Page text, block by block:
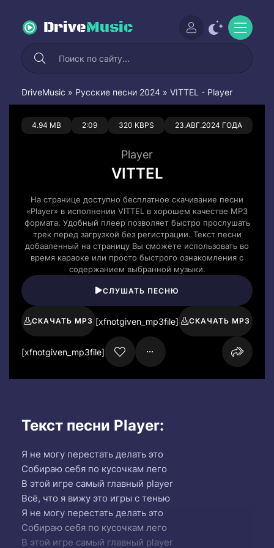
DriveMusic
DriveMusic » Русские песни 2024 » VITTEL - Player
4.94 MB 2:09 320 KBPS 23.АВГ.2024 ГОДА
0 0
Player
VITTEL
На странице доступно бесплатное скачивание песни
«Player» в исполнении VITTEL в хорошем качестве MP3
формата. Удобный плеер позволяет быстро прослушать
трек перед загрузкой без регистрации. Текст песни
добавленный на страницу Вы сможете использовать во
время караоке или просто быстрого ознакомления с
содержанием выбранной музыки.
СЛУШАТЬ ПЕСНЮ
СКАЧАТЬ MP3 [xfnotgiven_mp3file] СКАЧАТЬ MP3
[xfnotgiven_mp3file]
Текст песни Player:
Я не могу перестать делать это
Собираю себя по кусочкам лего
В этой игре самый главный player
Всё, что я вижу это игры с тенью
Я не могу перестать делать это
Собираю себя по кусочкам лего
В этой игре самый главный player